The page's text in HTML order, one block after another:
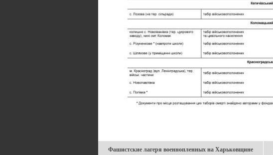
Фашистские лагеря военнопленных на Харьковщине